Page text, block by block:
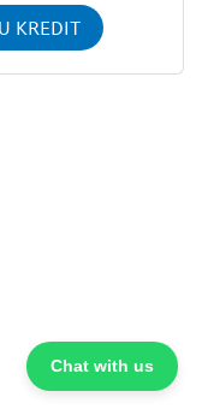
KREDIT
Chat with us